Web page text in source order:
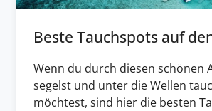
Beste Tauchspots auf
Wenn du durch diesen schönen
segelst und unter die Wellen
möchtest, sind hier die besten